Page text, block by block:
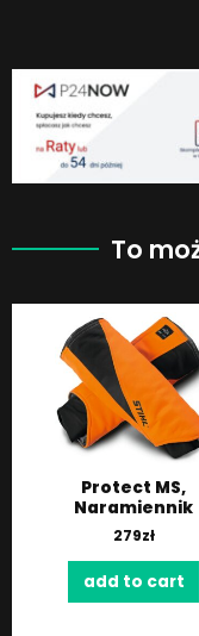
To
Protect MS,
Naramiennik
279zł
add to cart